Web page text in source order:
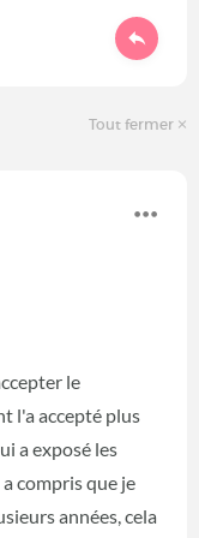
Tout fermer
le
l'a accepté plus
a exposé les
compris que je
années, cela